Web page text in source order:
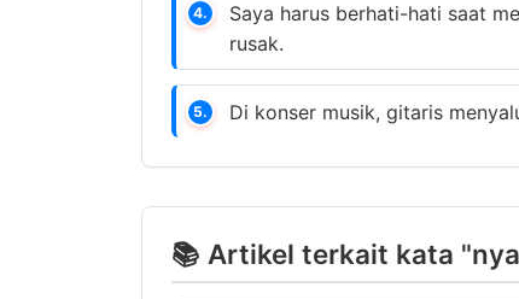
4. Saya harus berhati-hati saat
rusak.
5. Di konser musik, gitaris
📚 Artikel terkait kata